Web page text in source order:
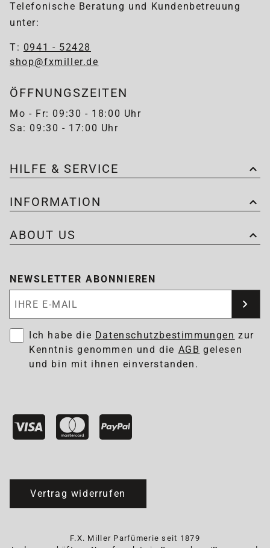
Telefonische Beratung und Kundenbetreuung
unter:
T: 0941 - 52428
shop@fxmiller.de
ÖFFNUNGSZEITEN
Mo - Fr: 09:30 - 18:00 Uhr
Sa: 09:30 - 17:00 Uhr
HILFE & SERVICE
INFORMATION
ABOUT US
NEWSLETTER ABONNIEREN
Ich habe die Datenschutzbestimmungen zur
Kenntnis genommen und die AGB gelesen
und bin mit ihnen einverstanden.
Vertrag widerrufen
F.X. Miller Parfümerie seit 1879